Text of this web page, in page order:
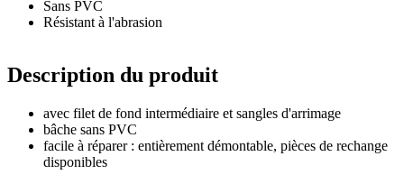
Sans PVC
Résistant à l'abrasion
Description du produit
avec filet de fond intermédiaire et sangles d'arrimage
bâche sans PVC
facile à réparer : entièrement démontable, pièces de rechange
disponibles